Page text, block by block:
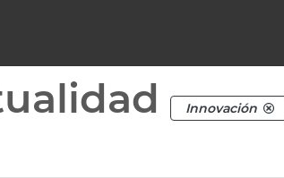
Innovación